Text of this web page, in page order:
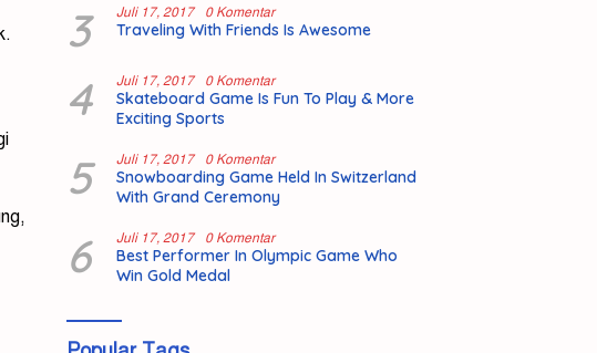
3 Juli 17, 2017 0 Komentar
Traveling With Friends Is Awesome
4 Juli 17, 2017 0 Komentar
Skateboard Game Is Fun To Play & More
Exciting Sports
5 Juli 17, 2017 0 Komentar
Snowboarding Game Held In Switzerland
With Grand Ceremony
6 Juli 17, 2017 0 Komentar
Best Performer In Olympic Game Who
Win Gold Medal